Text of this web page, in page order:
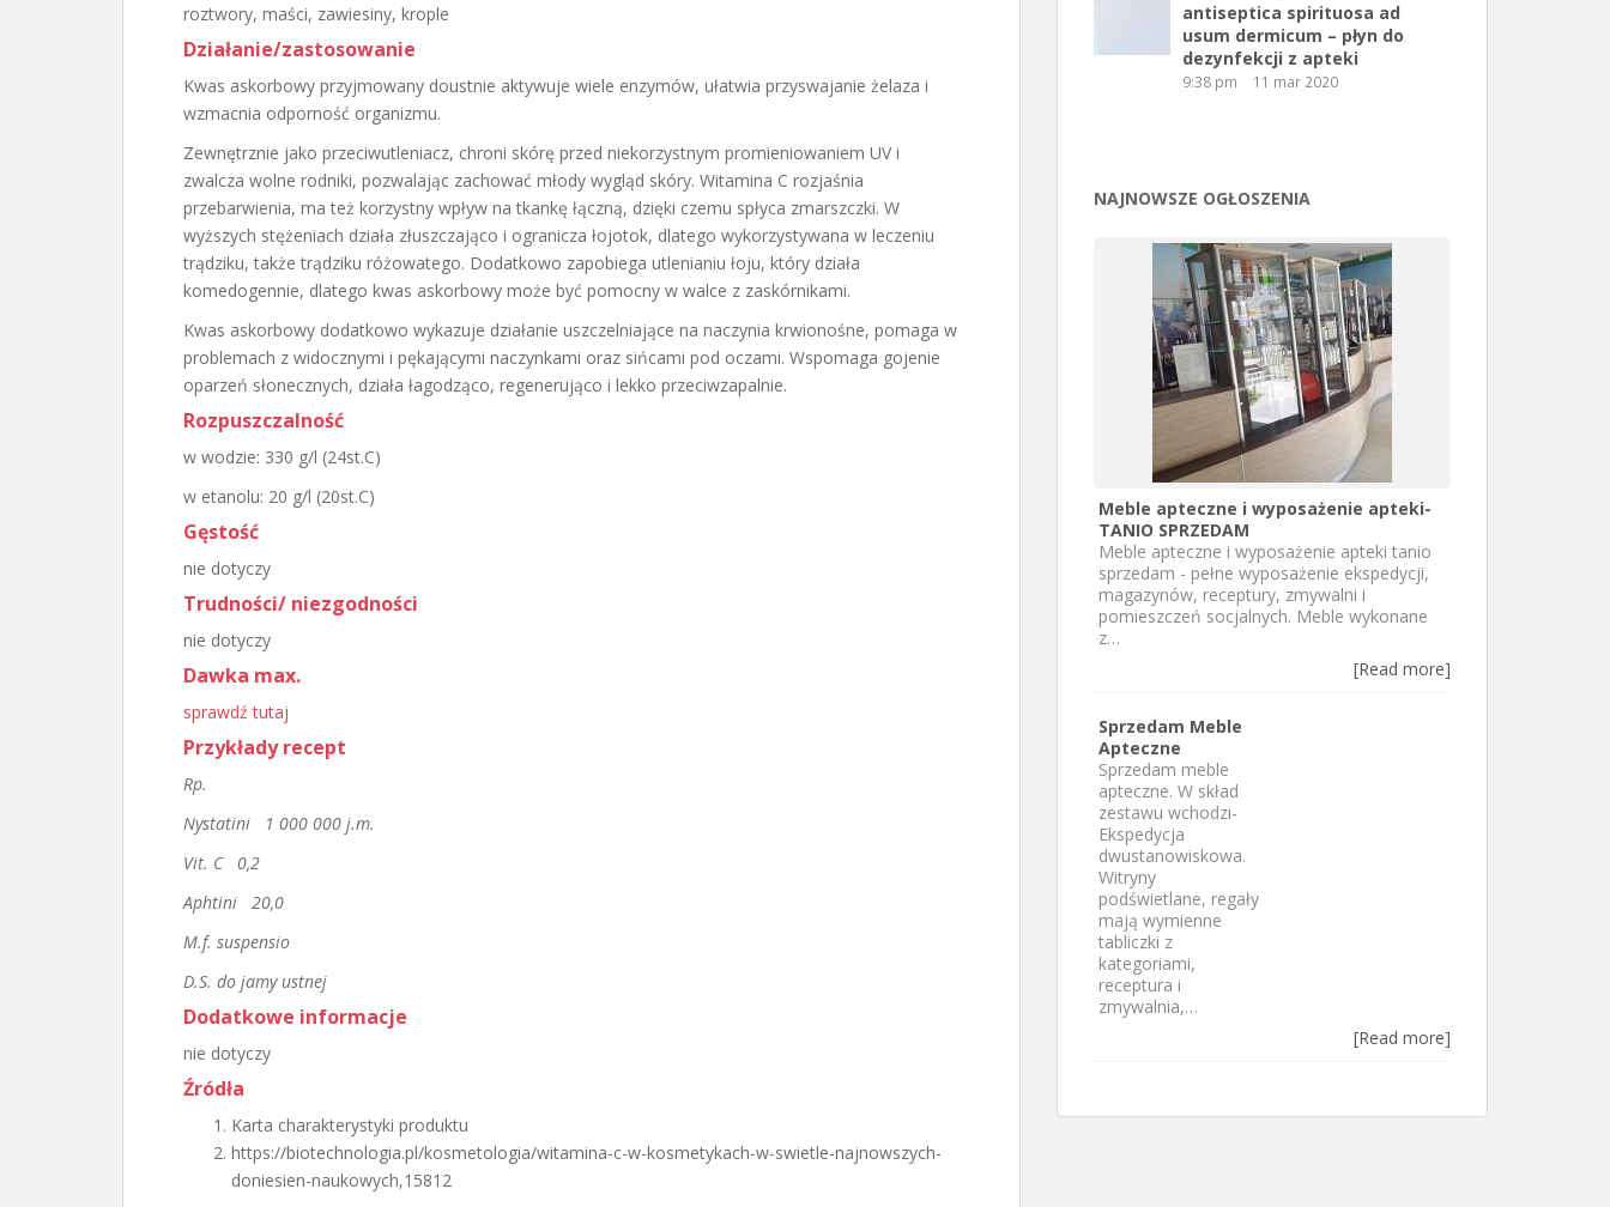
roztwory, maści, zawiesiny, krople
Działanie/zastosowanie
Kwas askorbowy przyjmowany doustnie aktywuje wiele enzymów, ułatwia przyswajanie żelaza i
wzmacnia odporność organizmu.
Zewnętrznie jako przeciwutleniacz, chroni skórę przed niekorzystnym promieniowaniem UV i
zwalcza wolne rodniki, pozwalając zachować młody wygląd skóry. Witamina C rozjaśnia
przebarwienia, ma też korzystny wpływ na tkankę łączną, dzięki czemu spłyca zmarszczki. W
wyższych stężeniach działa złuszczająco i ogranicza łojotok, dlatego wykorzystywana w leczeniu
trądziku, także trądziku różowatego. Dodatkowo zapobiega utlenianiu łoju, który działa
komedogennie, dlatego kwas askorbowy może być pomocny w walce z zaskórnikami.
Kwas askorbowy dodatkowo wykazuje działanie uszczelniające na naczynia krwionośne, pomaga w
problemach z widocznymi i pękającymi naczynkami oraz sińcami pod oczami. Wspomaga gojenie
oparzeń słonecznych, działa łagodząco, regenerująco i lekko przeciwzapalnie.
Rozpuszczalność
w wodzie: 330 g/l (24st.C)
w etanolu: 20 g/l (20st.C)
Gęstość
nie dotyczy
Trudności/ niezgodności
nie dotyczy
Dawka max.
sprawdź tutaj
Przykłady recept
Rp.
Nystatini 1 000 000 j.m.
Vit. C 0,2
Aphtini 20,0
M.f. suspensio
D.S. do jamy ustnej
Dodatkowe informacje
nie dotyczy
Źródła
Karta charakterystyki produktu
https://biotechnologia.pl/kosmetologia/witamina-c-w-kosmetykach-w-swietle-najnowszych-
doniesien-naukowych,15812
antiseptica spirituosa ad
usum dermicum – płyn do
dezynfekcji z apteki
9:38 pm 11 mar 2020
NAJNOWSZE OGŁOSZENIA
Meble apteczne i wyposażenie apteki-
TANIO SPRZEDAM
Meble apteczne i wyposażenie apteki tanio
sprzedam - pełne wyposażenie ekspedycji,
magazynów, receptury, zmywalni i
pomieszczeń socjalnych. Meble wykonane
z…
[Read more]
Sprzedam Meble
Apteczne
Sprzedam meble
apteczne. W skład
zestawu wchodzi-
Ekspedycja
dwustanowiskowa.
Witryny
podświetlane, regały
mają wymienne
tabliczki z
kategoriami,
receptura i
zmywalnia,…
[Read more]